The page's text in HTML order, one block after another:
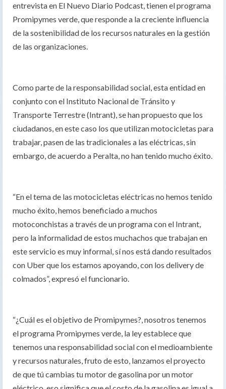
entrevista en El Nuevo Diario Podcast, tienen el programa
Promipymes verde, que responde a la creciente influencia
de la sostenibilidad de los recursos naturales en la gestión
de las organizaciones.
Como parte de la responsabilidad social, esta entidad en
conjunto con el Instituto Nacional de Tránsito y
Transporte Terrestre (Intrant), se han propuesto que los
ciudadanos, en este caso los que utilizan motocicletas para
trabajar, pasen de las tradicionales a las eléctricas, sin
embargo, de acuerdo a Peralta, no han tenido mucho éxito.
“En el tema de las motocicletas eléctricas no hemos tenido
mucho éxito, hemos beneficiado a muchos
motoconchistas a través de un programa con el Intrant,
pero la informalidad de estos muchachos que trabajan en
este servicio es muy informal, sí nos está dando resultados
con Uber que los estamos apoyando, con los delivery de
colmados”, expresó el funcionario.
“¿Cuál es el objetivo de Promipymes?, nosotros tenemos
el programa Promipymes verde, la ley establece que
tenemos una responsabilidad social con el medioambiente
y recursos naturales, fruto de esto, lanzamos el proyecto
de que tú cambias tu motor de gasolina por un motor